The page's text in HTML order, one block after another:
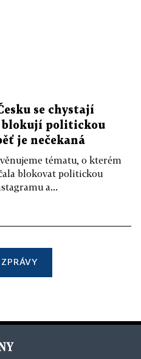
se chystají
blokují politickou
je nečekaná
tématu, o kterém
blokovat politickou
a...